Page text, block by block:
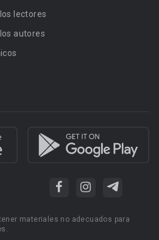
lectores
autores
materiales no adecuados para